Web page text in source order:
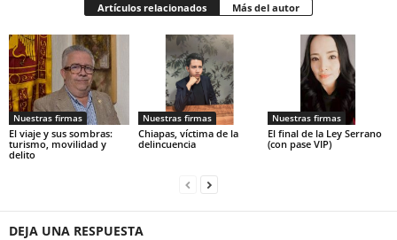
Artículos relacionados Más del autor
Nuestras firmas
El viaje y sus sombras:
turismo, movilidad y
delito
Nuestras firmas
Chiapas, víctima de la
delincuencia
Nuestras firmas
El final de la Ley Serrano
(con pase VIP)
DEJA UNA RESPUESTA